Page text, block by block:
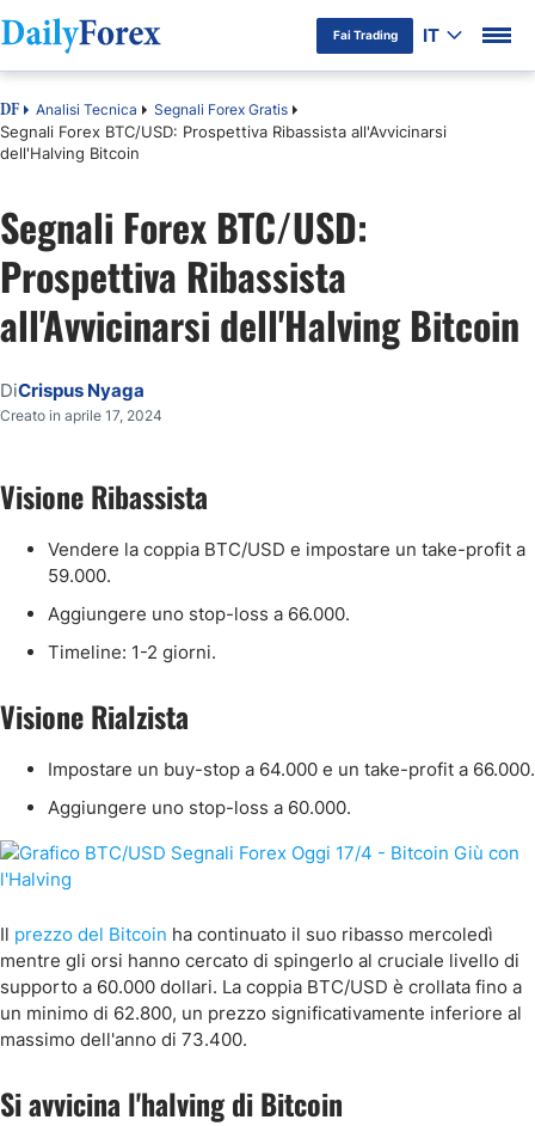
Fai Trading IT
DF Analisi Tecnica Segnali Forex Gratis
Segnali Forex BTC/USD: Prospettiva Ribassista all'Avvicinarsi
dell'Halving Bitcoin
Segnali Forex BTC/USD:
Prospettiva Ribassista
all'Avvicinarsi dell'Halving Bitcoin
DiCrispus Nyaga
Creato in aprile 17, 2024
Visione Ribassista
Vendere la coppia BTC/USD e impostare un take-profit a
59.000.
Aggiungere uno stop-loss a 66.000.
Timeline: 1-2 giorni.
Visione Rialzista
Impostare un buy-stop a 64.000 e un take-profit a 66.000.
Aggiungere uno stop-loss a 60.000.
Il prezzo del Bitcoin ha continuato il suo ribasso mercoledì
mentre gli orsi hanno cercato di spingerlo al cruciale livello di
supporto a 60.000 dollari. La coppia BTC/USD è crollata fino a
un minimo di 62.800, un prezzo significativamente inferiore al
massimo dell'anno di 73.400.
Si avvicina l'halving di Bitcoin